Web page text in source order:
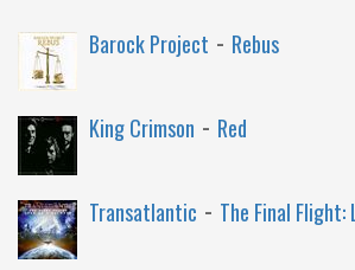
Barock Project - Rebus
King Crimson - Red
Transatlantic - The Final Flight: